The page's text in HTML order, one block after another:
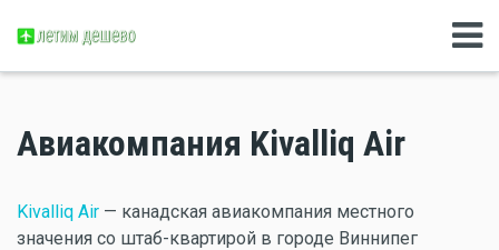
Авиакомпания Kivalliq Air
Kivalliq Air — канадская авиакомпания местного
значения со штаб-квартирой в городе Виннипег